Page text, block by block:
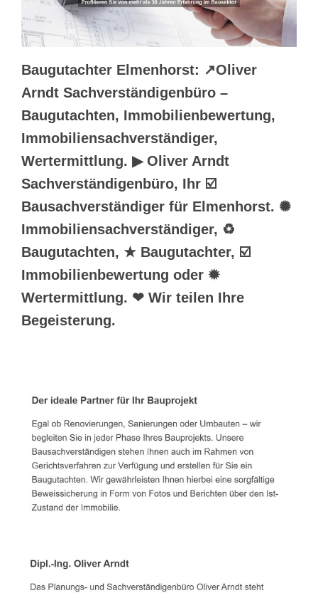
Baugutachter Elmenhorst: ↗️Oliver
Arndt Sachverständigenbüro –
Baugutachten, Immobilienbewertung,
Immobiliensachverständiger,
Wertermittlung. ▶︎ Oliver Arndt
Sachverständigenbüro, Ihr ☑️
Bausachverständiger für Elmenhorst. ✺
Immobiliensachverständiger, ♻
Baugutachten, ★ Baugutachter, ☑️
Immobilienbewertung oder ✹
Wertermittlung. ❤ Wir teilen Ihre
Begeisterung.